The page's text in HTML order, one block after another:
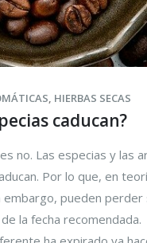
, HIERBAS SECAS
caducan?
no. Las especias y las
Por lo que, en
embargo, pueden
la fecha recomendada.